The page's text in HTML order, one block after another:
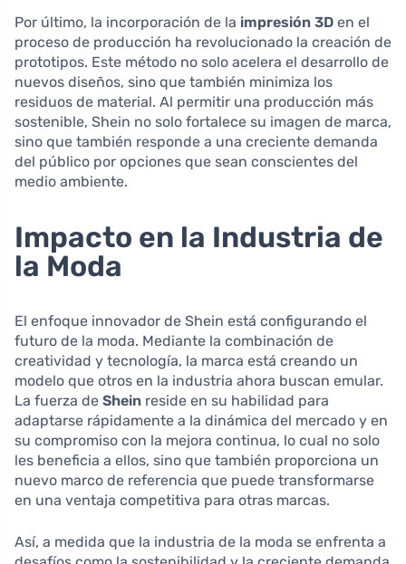
Por último, la incorporación de la impresión 3D en el
proceso de producción ha revolucionado la creación de
prototipos. Este método no solo acelera el desarrollo de
nuevos diseños, sino que también minimiza los
residuos de material. Al permitir una producción más
sostenible, Shein no solo fortalece su imagen de marca,
sino que también responde a una creciente demanda
del público por opciones que sean conscientes del
medio ambiente.
Impacto en la Industria de
la Moda
El enfoque innovador de Shein está configurando el
futuro de la moda. Mediante la combinación de
creatividad y tecnología, la marca está creando un
modelo que otros en la industria ahora buscan emular.
La fuerza de Shein reside en su habilidad para
adaptarse rápidamente a la dinámica del mercado y en
su compromiso con la mejora continua, lo cual no solo
les beneficia a ellos, sino que también proporciona un
nuevo marco de referencia que puede transformarse
en una ventaja competitiva para otras marcas.
Así, a medida que la industria de la moda se enfrenta a